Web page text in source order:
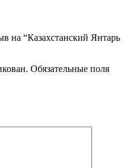
на “Казахстанский Янтарь
Обязательные поля